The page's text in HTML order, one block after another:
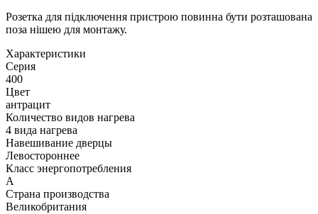
Розетка для підключення пристрою повинна бути розташована
поза нішею для монтажу.
Xарактеристики
Серия
400
Цвет
антрацит
Количество видов нагрева
4 вида нагрева
Навешивание дверцы
Левостороннее
Класс энергопотребления
A
Страна производства
Великобритания